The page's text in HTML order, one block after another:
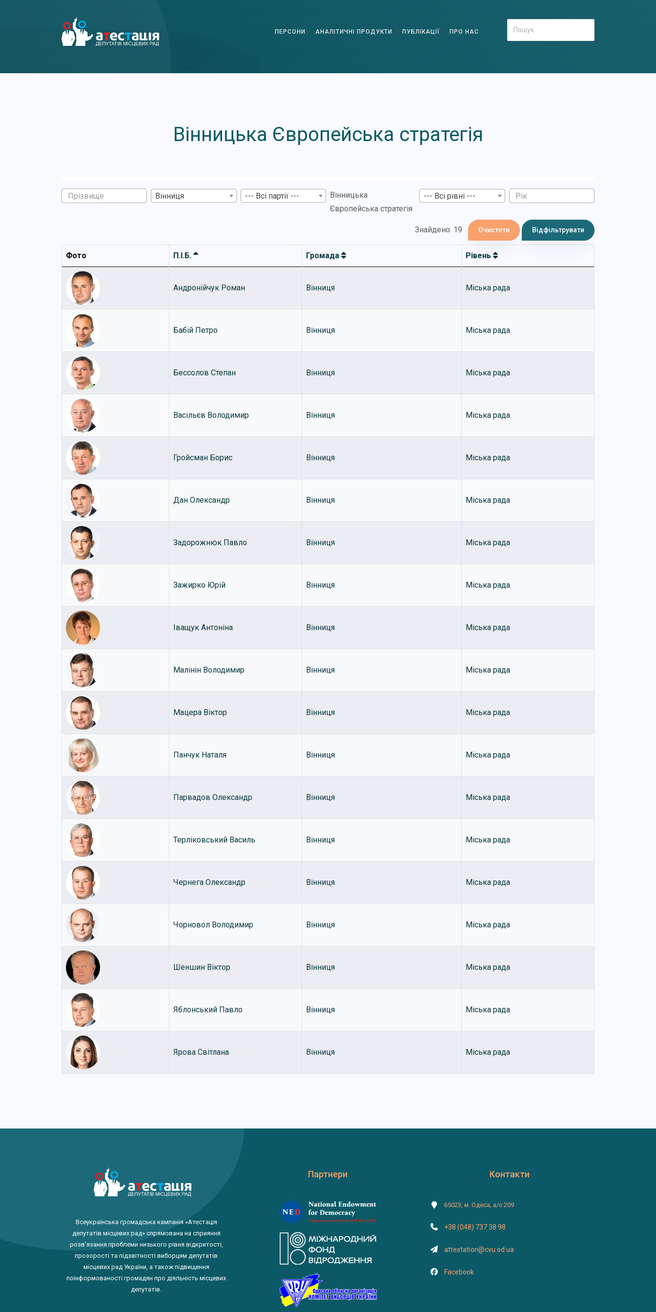
ПЕРСОНИ АНАЛІТИЧНІ ПРОДУКТИ ПУБЛІКАЦІЇ ПРО НАС
Вінницька Європейська стратегія
Вінниця --- Всі партії ---
Вінницька
Європейська стратегія
--- Всі рівні ---
Знайдено: 19 Очистити Відфільтрувати
Фото П.І.Б. Громада Рівень
Андронійчук Роман Вінниця Міська рада
Бабій Петро Вінниця Міська рада
Бессолов Степан Вінниця Міська рада
Васільєв Володимир Вінниця Міська рада
Гройсман Борис Вінниця Міська рада
Дан Олександр Вінниця Міська рада
Задорожнюк Павло Вінниця Міська рада
Зажирко Юрій Вінниця Міська рада
Іващук Антоніна Вінниця Міська рада
Малінін Володимир Вінниця Міська рада
Мацера Віктор Вінниця Міська рада
Панчук Наталя Вінниця Міська рада
Парвадов Олександр Вінниця Міська рада
Терліковський Василь Вінниця Міська рада
Чернега Олександр Вінниця Міська рада
Чорновол Володимир Вінниця Міська рада
Шеншин Віктор Вінниця Міська рада
Яблонський Павло Вінниця Міська рада
Ярова Світлана Вінниця Міська рада
Всеукраїнська громадська кампанія «Атестація
депутатів місцевих рад» спрямована на сприяння
розв'язання проблеми низького рівня відкритості,
прозорості та підзвітності виборцям депутатів
місцевих рад України, а також підвищення
поінформованості громадян про діяльність місцевих
депутатів.
Партнери Контакти
65023, м. Одеса, а/с 209
+38 (048) 737 38 98
attestation@cvu.od.ua
Facebook